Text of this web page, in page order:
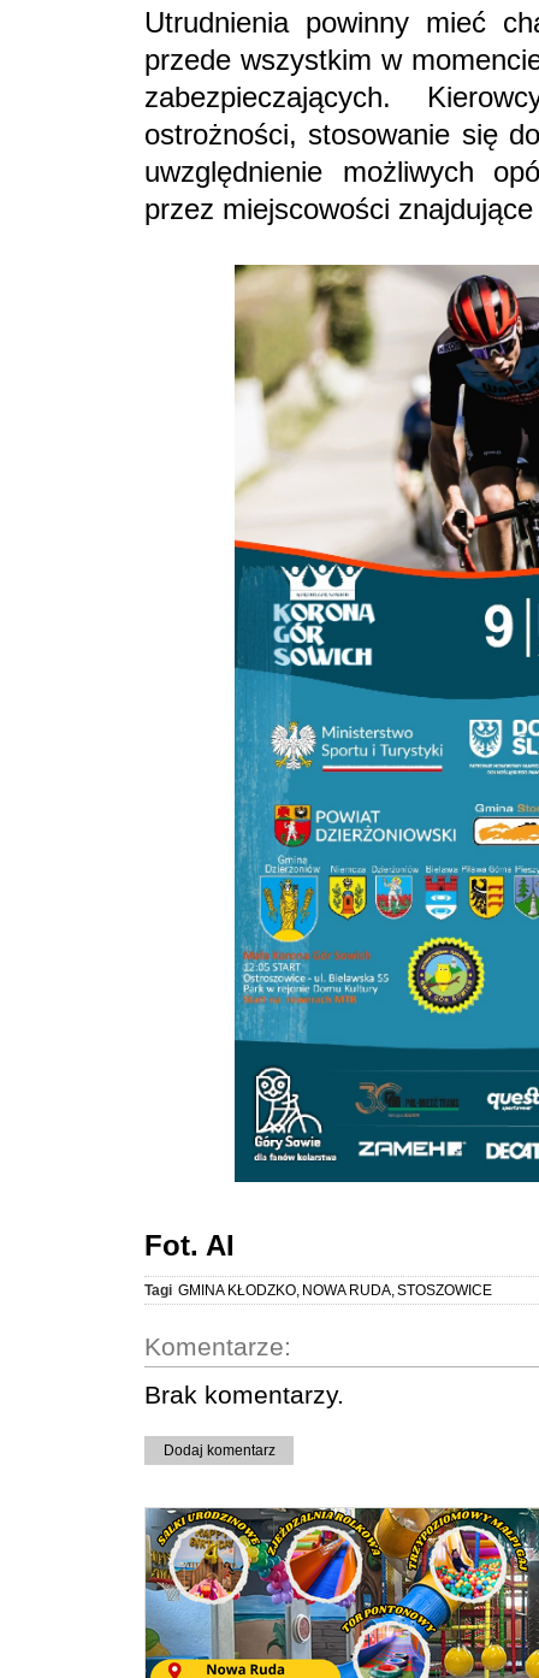
Utrudnienia powinny mieć
przede wszystkim w
zabezpieczających.
ostrożności, stosowanie się
uwzględnienie możliwych
przez miejscowości
Fot. AI
Tagi GMINA KŁODZKO, NOWA RUDA,STOSZOWICE
Komentarze:
Brak komentarzy.
Dodaj komentarz